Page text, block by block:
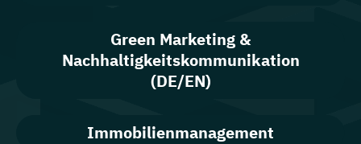
Green Marketing &
Nachhaltigkeitskommunikation
(DE/EN)
Immobilienmanagement